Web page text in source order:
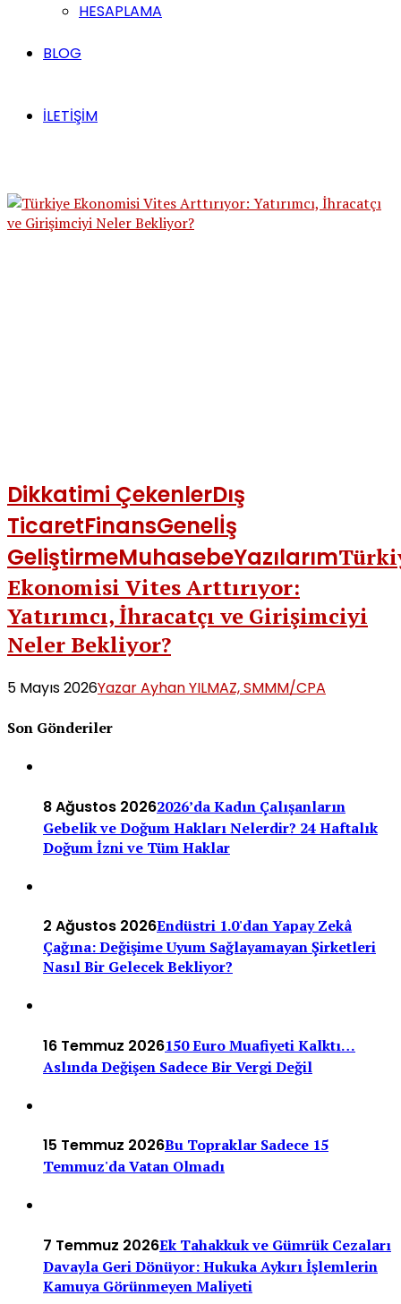
HESAPLAMA
BLOG
İLETİŞİM
Dikkatimi ÇekenlerDış
TicaretFinansGenelİş
GeliştirmeMuhasebeYazılarım
Ekonomisi Vites Arttırıyor:
Yatırımcı, İhracatçı ve Girişimciyi
Neler Bekliyor?
5 Mayıs 2026Yazar Ayhan YILMAZ, SMMM/CPA
Son Gönderiler
8 Ağustos 20262026’da Kadın Çalışanların
Gebelik ve Doğum Hakları Nelerdir? 24 Haftalık
Doğum İzni ve Tüm Haklar
2 Ağustos 2026Endüstri 1.0'dan Yapay Zekâ
Çağına: Değişime Uyum Sağlayamayan Şirketleri
Nasıl Bir Gelecek Bekliyor?
16 Temmuz 2026150 Euro Muafiyeti Kalktı…
Aslında Değişen Sadece Bir Vergi Değil
15 Temmuz 2026Bu Topraklar Sadece 15
Temmuz'da Vatan Olmadı
7 Temmuz 2026Ek Tahakkuk ve Gümrük Cezaları
Davayla Geri Dönüyor: Hukuka Aykırı İşlemlerin
Kamuya Görünmeyen Maliyeti